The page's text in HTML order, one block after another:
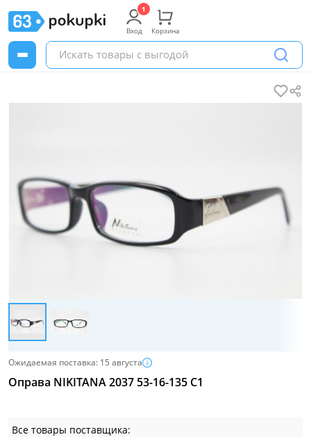
Вход Корзина
Ожидаемая поставка: 15 августа
Оправа NIKITANA 2037 53-16-135 С1
Все товары поставщика: